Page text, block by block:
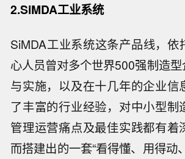
2.SiMDA工业系统
SiMDA工业系统这条产品线，依
心人员曾对多个世界500强制造
与实施，以及在十几年的企业信
了丰富的行业经验，对中小型制
管理运营痛点及最佳实践都有着
而搭建出的一套“看得懂、用得动